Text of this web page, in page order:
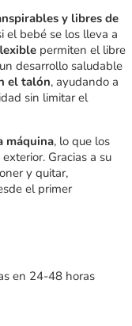
y libres de
el bebé se los lleva a
permiten el libre
desarrollo saludable
el talón, ayudando a
sin limitar el
máquina, lo que los
Gracias a su
y quitar,
el primer
en 24-48 horas